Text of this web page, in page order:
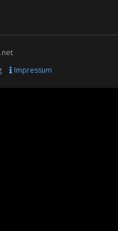
Impressum